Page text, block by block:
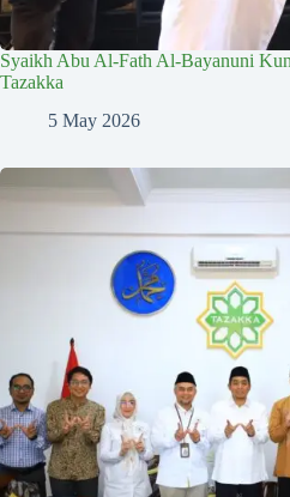
Syaikh Abu Al-Fath Al-Bayanuni
Tazakka
5 May 2026